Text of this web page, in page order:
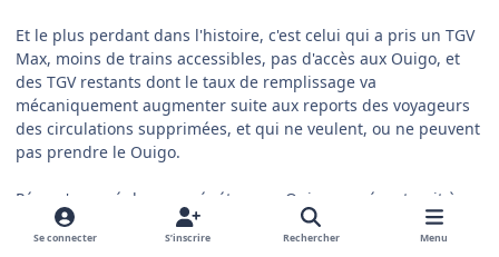
Et le plus perdant dans l'histoire, c'est celui qui a pris un TGV
Max, moins de trains accessibles, pas d'accès aux Ouigo, et
des TGV restants dont le taux de remplissage va
mécaniquement augmenter suite aux reports des voyageurs
des circulations supprimées, et qui ne veulent, ou ne peuvent
pas prendre le Ouigo.
Pépy n'a cessé de nous répéter que Ouigo représenterait à
terme 25 % de l'offre GV SNCF, mais les naïfs pensaient que
les TGV supprimés pour faire de la place le seraient
Se connecter S’inscrire Rechercher Menu